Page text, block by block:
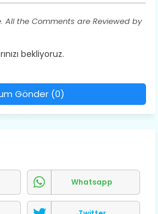
All the Comments are Reviewed by
bekliyoruz.
Gönder (0)
Whatsapp